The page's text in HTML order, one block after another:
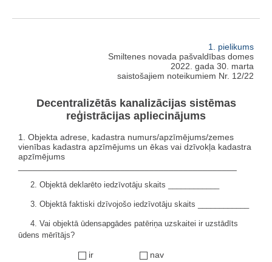
1. pielikums
Smiltenes novada pašvaldības domes
2022. gada 30. marta
saistošajiem noteikumiem Nr. 12/22
Decentralizētās kanalizācijas sistēmas
reģistrācijas apliecinājums
1. Objekta adrese, kadastra numurs/apzīmējums/zemes
vienības kadastra apzīmējums un ēkas vai dzīvokļa kadastra
apzīmējums
2. Objektā deklarēto iedzīvotāju skaits ____________
3. Objektā faktiski dzīvojošo iedzīvotāju skaits ____________
4. Vai objektā ūdensapgādes patēriņa uzskaitei ir uzstādīts
ūdens mērītājs?
ir nav